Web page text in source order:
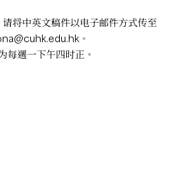
将中英文稿件以电子邮件方式传至
。
每週一下午四时正。